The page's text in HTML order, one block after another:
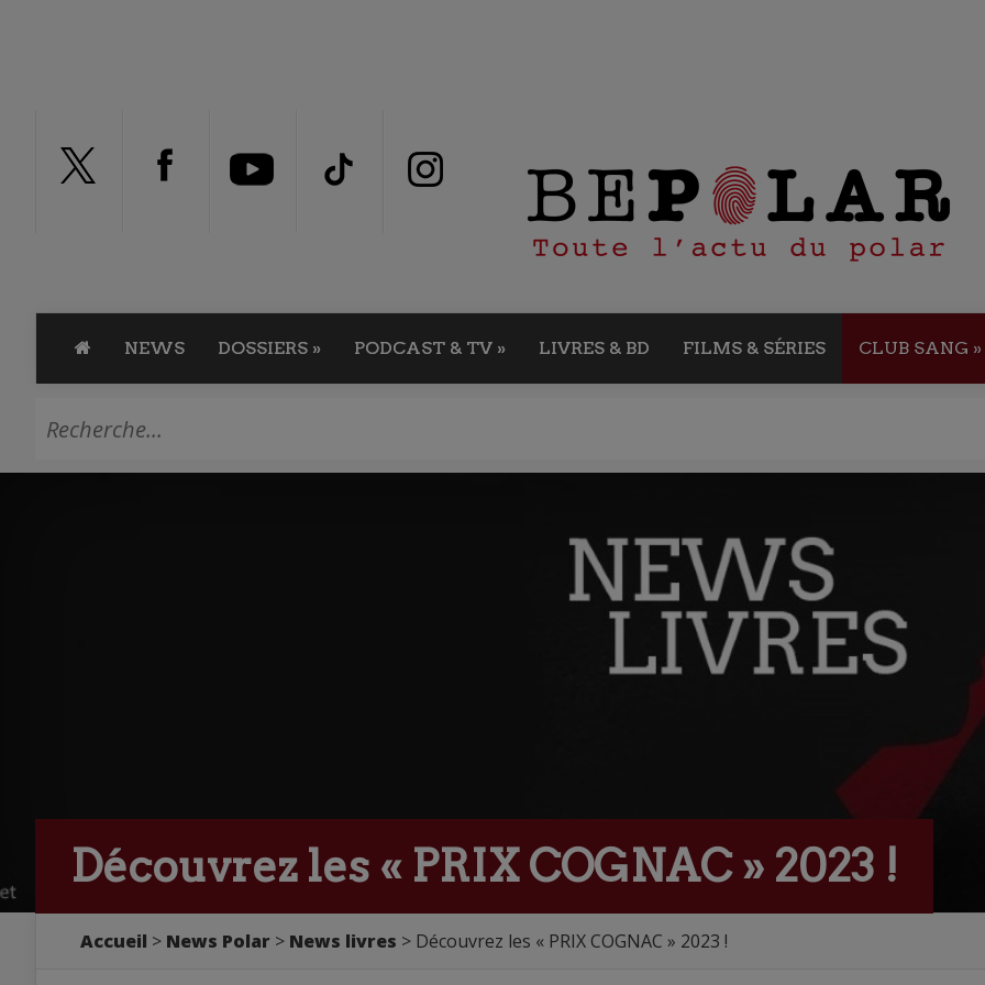
NEWS DOSSIERS » PODCAST & TV » LIVRES & BD FILMS & SÉRIES CLUB SANG »
Découvrez les « PRIX COGNAC » 2023 !
Accueil > News Polar > News livres > Découvrez les « PRIX COGNAC » 2023 !